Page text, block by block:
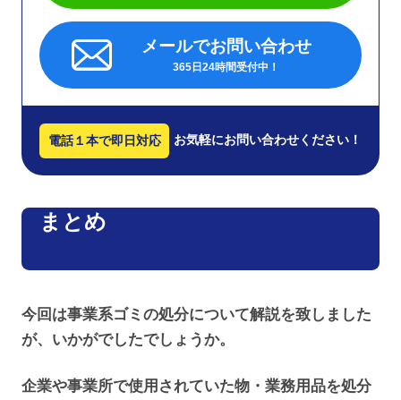
メールでお問い合わせ
365日24時間受付中！
電話１本で即日対応 お気軽にお問い合わせください！
まとめ
今回は事業系ゴミの処分について解説を致しました
が、いかがでしたでしょうか。
企業や事業所で使用されていた物・業務用品を処分